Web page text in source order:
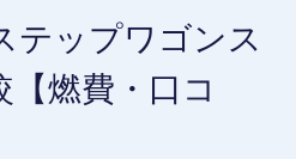
ップワゴンス
燃費・口コ